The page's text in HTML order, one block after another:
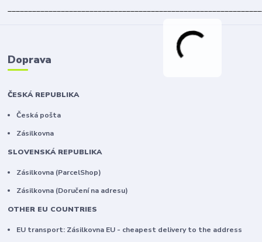
Doprava
ČESKÁ REPUBLIKA
Česká pošta
Zásilkovna
SLOVENSKÁ REPUBLIKA
Zásilkovna (ParcelShop)
Zásilkovna (Doručení na adresu)
OTHER EU COUNTRIES
EU transport: Zásilkovna EU - cheapest delivery to the address